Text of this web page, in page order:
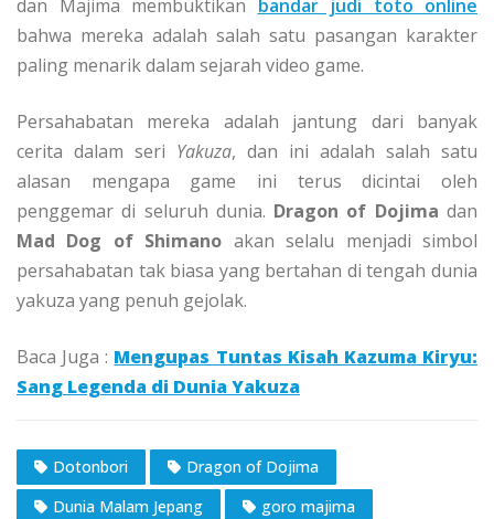
dan Majima membuktikan bandar judi toto online
bahwa mereka adalah salah satu pasangan karakter
paling menarik dalam sejarah video game.
Persahabatan mereka adalah jantung dari banyak
cerita dalam seri Yakuza, dan ini adalah salah satu
alasan mengapa game ini terus dicintai oleh
penggemar di seluruh dunia. Dragon of Dojima dan
Mad Dog of Shimano akan selalu menjadi simbol
persahabatan tak biasa yang bertahan di tengah dunia
yakuza yang penuh gejolak.
Baca Juga : Mengupas Tuntas Kisah Kazuma Kiryu:
Sang Legenda di Dunia Yakuza
Dotonbori
Dragon of Dojima
Dunia Malam Jepang
goro majima